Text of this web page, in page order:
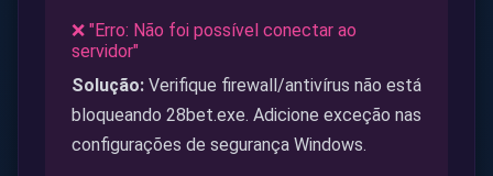
❌ "Erro: Não foi possível conectar ao
servidor"
Solução: Verifique firewall/antivírus não está
bloqueando 28bet.exe. Adicione exceção nas
configurações de segurança Windows.